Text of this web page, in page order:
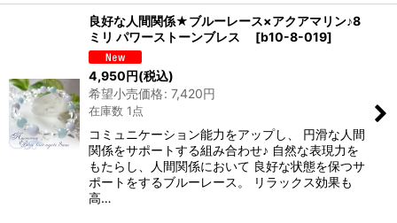
良好な人間関係★ブルーレース×アクアマリン♪8
ミリ パワーストーンブレス
[b10-8-019]
4,950円(税込)
希望小売価格: 7,420円
在庫数 1点
コミュニケーション能力をアップし、 円滑な人間
関係をサポートする組み合わせ♪ 自然な表現力を
もたらし、人間関係において 良好な状態を保つサ
ポートをするブルーレース。 リラックス効果も
高…